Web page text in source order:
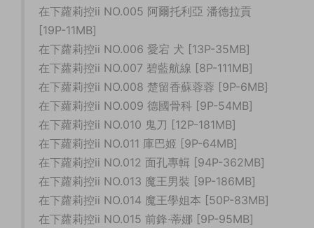
在下蘿莉控ii NO.005 阿爾托利亞 潘德拉貢
[19P-11MB]
在下蘿莉控ii NO.006 愛宕 犬 [13P-35MB]
在下蘿莉控ii NO.007 碧藍航線 [8P-111MB]
在下蘿莉控ii NO.008 楚留香蘇蓉蓉 [9P-6MB]
在下蘿莉控ii NO.009 德國骨科 [9P-54MB]
在下蘿莉控ii NO.010 鬼刀 [12P-181MB]
在下蘿莉控ii NO.011 庫巴姬 [9P-64MB]
在下蘿莉控ii NO.012 面孔專輯 [94P-362MB]
在下蘿莉控ii NO.013 魔王男裝 [9P-186MB]
在下蘿莉控ii NO.014 魔王學姐本 [50P-83MB]
在下蘿莉控ii NO.015 前鋒·蒂娜 [9P-95MB]